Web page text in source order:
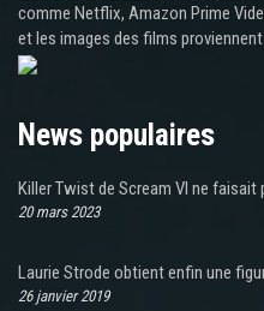
comme Netflix, Amazon Prime
et les images des films proviennent
News populaires
Killer Twist de Scream VI ne
20 mars 2023
Laurie Strode obtient enfin une
26 janvier 2019